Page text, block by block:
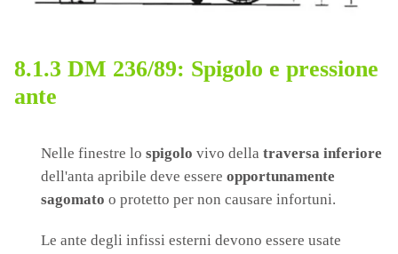
8.1.3 DM 236/89: Spigolo e pressione
ante
Nelle finestre lo spigolo vivo della traversa inferiore
dell'anta apribile deve essere opportunamente
sagomato o protetto per non causare infortuni.
Le ante degli infissi esterni devono essere usate